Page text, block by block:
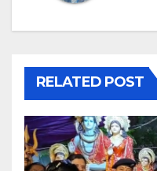
RELATED POST